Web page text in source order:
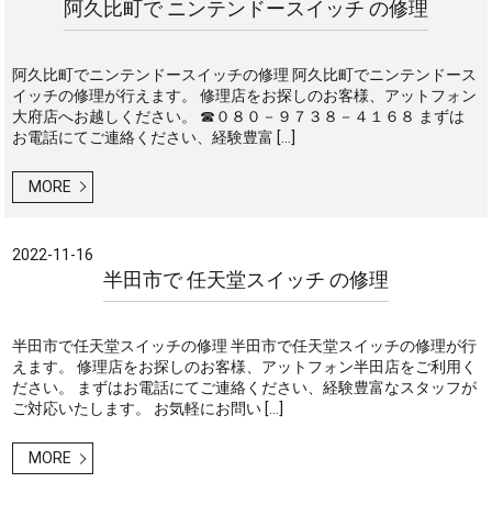
阿久比町で ニンテンドースイッチ の修理
阿久比町でニンテンドースイッチの修理 阿久比町でニンテンドース
イッチの修理が行えます。 修理店をお探しのお客様、アットフォン
大府店へお越しください。 ☎０８０－９７３８－４１６８ まずは
お電話にてご連絡ください、経験豊富 […]
MORE
2022-11-16
半田市で 任天堂スイッチ の修理
半田市で任天堂スイッチの修理 半田市で任天堂スイッチの修理が行
えます。 修理店をお探しのお客様、アットフォン半田店をご利用く
ださい。 まずはお電話にてご連絡ください、経験豊富なスタッフが
ご対応いたします。 お気軽にお問い […]
MORE